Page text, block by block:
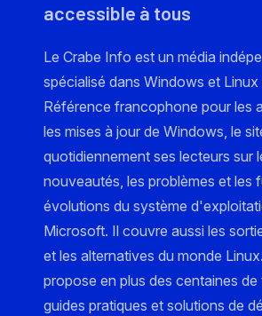
accessible à tous
Le Crabe Info est un média
spécialisé dans Windows et Linux
Référence francophone pour les
les mises à jour de Windows, le
quotidiennement ses lecteurs sur
nouveautés, les problèmes et les
évolutions du système
Microsoft. Il couvre aussi les
et les alternatives du monde
propose en plus des centaines de
guides pratiques et solutions de